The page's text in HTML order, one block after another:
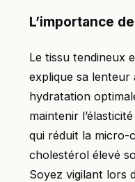
L’importance
Le tissu tendineux
explique sa lenteur
hydratation
maintenir
qui réduit la micro-
cholestérol élevé
Soyez vigilant lors